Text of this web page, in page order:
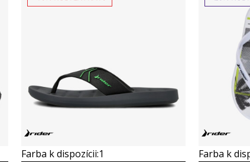
Farba k dispozícii:1 Farba k